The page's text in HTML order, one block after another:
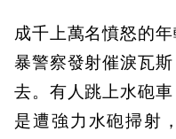
成千上萬名憤怒的
暴警察發射催淚瓦
去。有人跳上水砲
是遭強力水砲掃射